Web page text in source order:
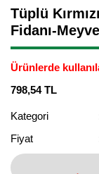
Tüplü
Fidanı-
Ürünlerde
798,54 TL
Kategori
Fiyat